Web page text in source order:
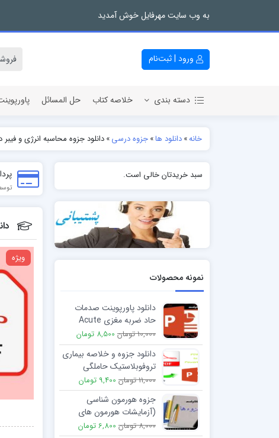
به وب سایت مهرفایل خوش آمدید
ورود | ثبت‌نام
دسته بندی خلاصه کتاب حل المسائل
خانه»دانلود ها»جزوه درسی»دانلود جزوه محاسبه انرژی و فیبر
ویژه
سبد خریدتان خالی است.
نمونه محصولات
دانلود پاورپوینت صدمات
حاد ضربه مغزی Acute
Traumatic Head Injuries
10,000 تومان 8,500 تومان
دانلود جزوه و خلاصه بیماری
تروفوبلاستیک حاملگی
11,000 تومان 9,400 تومان
جزوه هورمون شناسی
(آزمایشات هورمون های
زنانه) word
8,000 تومان 6,800 تومان